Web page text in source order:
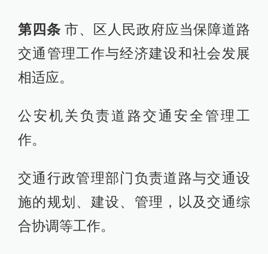
第四条 市、区人民政府应当保障道路
交通管理工作与经济建设和社会发展
相适应。
公安机关负责道路交通安全管理工
作。
交通行政管理部门负责道路与交通设
施的规划、建设、管理，以及交通综
合协调等工作。